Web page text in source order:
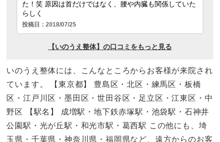
いのうえ整体には、こんなところからお客様が来院され
ています。 【東京都】 豊島区・北区・練馬区・板橋
区・江戸川区・墨田区・世田谷区・足立区・江東区・中
野区 【駅名】 成増駅・地下鉄赤塚駅・池袋駅・石神井
公園駅・光が丘駅・和光市駅・葛西駅 この他にも、埼
玉県・千葉県・神奈川県・福岡県など、遠方からのお客